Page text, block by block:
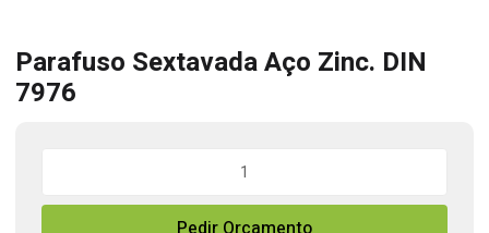
Parafuso Sextavada Aço Zinc. DIN
7976
Parafuso